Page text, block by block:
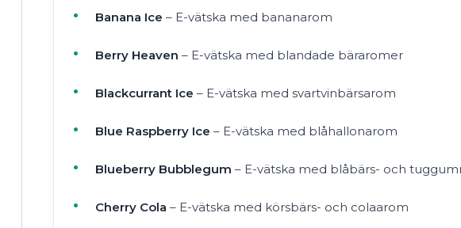
Banana Ice – E-vätska med bananarom
Berry Heaven – E-vätska med blandade bäraromer
Blackcurrant Ice – E-vätska med svartvinbärsarom
Blue Raspberry Ice – E-vätska med blåhallonarom
Blueberry Bubblegum – E-vätska med blåbärs- och
Cherry Cola – E-vätska med körsbärs- och colaarom